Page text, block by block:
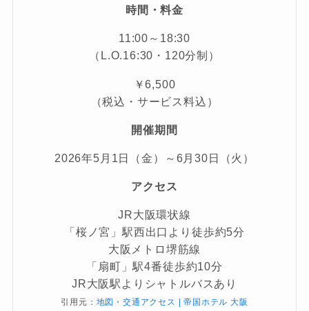
時間・料金
11:00～18:30
（L.O.16:30・120分制）
￥6,500
（税込・サービス料込）
開催期間
2026年5月1日（金）～6月30日（火）
アクセス
JR大阪環状線
「桜ノ宮」駅西出口より徒歩約5分
大阪メトロ堺筋線
「扇町」駅4番徒歩約10分
JR大阪駅よりシャトルバスあり
引用元： 地図・交通アクセス | 帝国ホテル 大阪